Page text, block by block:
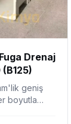
Drenaj
geniş
boyutla